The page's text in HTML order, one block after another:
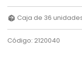
Caja de 36
Código: 2120040